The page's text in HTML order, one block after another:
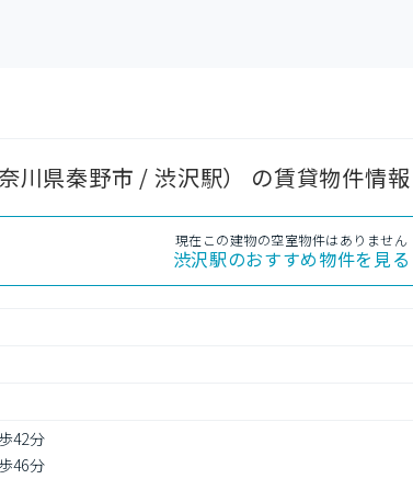
川県秦野市 / 渋沢駅） の賃貸物件情報
現在この建物の空室物件はありません
渋沢駅のおすすめ物件を見る
42分
46分